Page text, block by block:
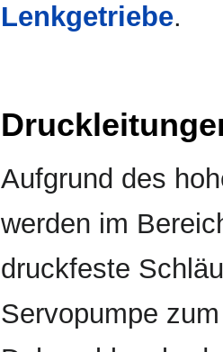
Lenkgetriebe.
Aufgrund des
werden im
druckfeste
Servopumpe